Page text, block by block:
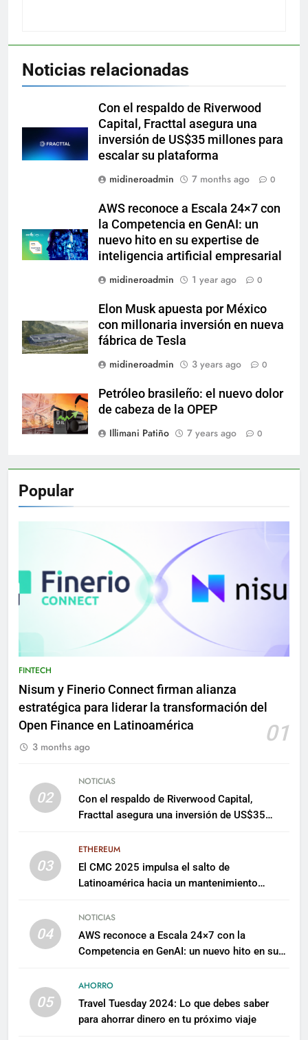
Noticias relacionadas
Con el respaldo de Riverwood
Capital, Fracttal asegura una
inversión de US$35 millones para
escalar su plataforma
midineroadmin
7 months ago 0
AWS reconoce a Escala 24×7 con
la Competencia en GenAI: un
nuevo hito en su expertise de
inteligencia artificial empresarial
midineroadmin
1 year ago 0
Elon Musk apuesta por México
con millonaria inversión en nueva
fábrica de Tesla
midineroadmin
3 years ago 0
Petróleo brasileño: el nuevo dolor
de cabeza de la OPEP
Illimani Patiño
7 years ago 0
Popular
FINTECH
Nisum y Finerio Connect firman alianza
estratégica para liderar la transformación del
Open Finance en Latinoamérica
01
3 months ago
02
NOTICIAS
Con el respaldo de Riverwood Capital,
Fracttal asegura una inversión de US$35
03
ETHEREUM
El CMC 2025 impulsa el salto de
Latinoamérica hacia un mantenimiento
04
NOTICIAS
AWS reconoce a Escala 24×7 con la
Competencia en GenAI: un nuevo hito en su
05
AHORRO
Travel Tuesday 2024: Lo que debes saber
para ahorrar dinero en tu próximo viaje